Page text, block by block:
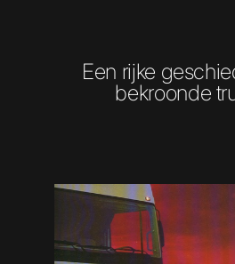
Een rijke
bekroonde